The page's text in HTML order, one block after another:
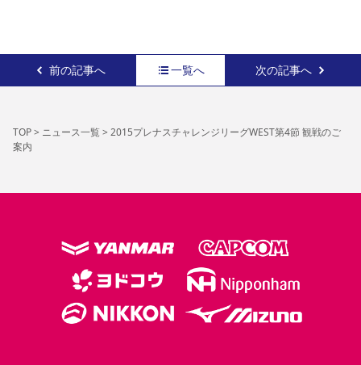
前の記事へ 一覧へ 次の記事へ
TOP> ニュース一覧> 2015プレナスチャレンジリーグWEST第4節 観戦のご
案内